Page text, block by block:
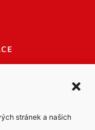
stránek a našich